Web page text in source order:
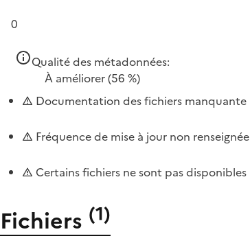
0
Qualité des métadonnées:
À améliorer(56 %)
Documentation des fichiers manquante
Fréquence de mise à jour non renseignée
Certains fichiers ne sont pas disponibles
Fichiers (1)